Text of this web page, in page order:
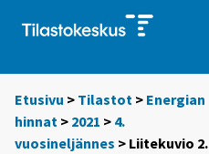
Etusivu > Tilastot > Energian
hinnat > 2021 > 4.
vuosineljännes > Liitekuvio 2.